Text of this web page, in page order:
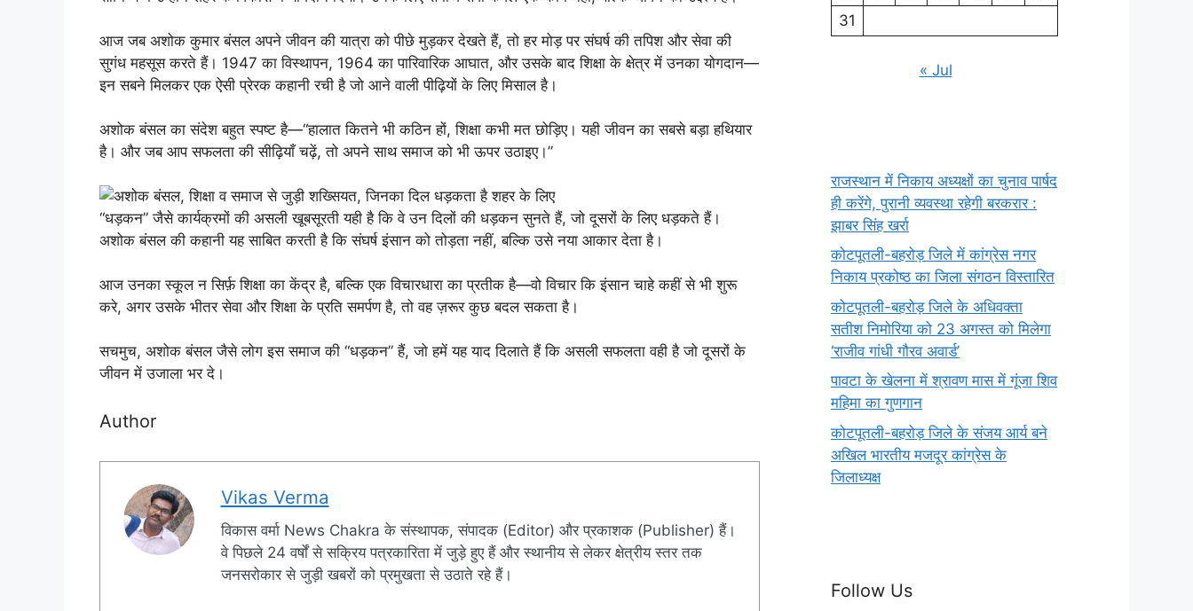
आज जब अशोक कुमार बंसल अपने जीवन की यात्रा को पीछे मुड़कर देखते हैं, तो हर मोड़ पर संघर्ष की तपिश और सेवा की
सुगंध महसूस करते हैं। 1947 का विस्थापन, 1964 का पारिवारिक आघात, और उसके बाद शिक्षा के क्षेत्र में उनका योगदान—
इन सबने मिलकर एक ऐसी प्रेरक कहानी रची है जो आने वाली पीढ़ियों के लिए मिसाल है।
अशोक बंसल का संदेश बहुत स्पष्ट है—“हालात कितने भी कठिन हों, शिक्षा कभी मत छोड़िए। यही जीवन का सबसे बड़ा हथियार
है। और जब आप सफलता की सीढ़ियाँ चढ़ें, तो अपने साथ समाज को भी ऊपर उठाइए।”
“धड़कन” जैसे कार्यक्रमों की असली खूबसूरती यही है कि वे उन दिलों की धड़कन सुनते हैं, जो दूसरों के लिए धड़कते हैं।
अशोक बंसल की कहानी यह साबित करती है कि संघर्ष इंसान को तोड़ता नहीं, बल्कि उसे नया आकार देता है।
आज उनका स्कूल न सिर्फ़ शिक्षा का केंद्र है, बल्कि एक विचारधारा का प्रतीक है—वो विचार कि इंसान चाहे कहीं से भी शुरू
करे, अगर उसके भीतर सेवा और शिक्षा के प्रति समर्पण है, तो वह ज़रूर कुछ बदल सकता है।
सचमुच, अशोक बंसल जैसे लोग इस समाज की “धड़कन” हैं, जो हमें यह याद दिलाते हैं कि असली सफलता वही है जो दूसरों के
जीवन में उजाला भर दे।
Author
Vikas Verma
विकास वर्मा News Chakra के संस्थापक, संपादक (Editor) और प्रकाशक (Publisher) हैं।
वे पिछले 24 वर्षों से सक्रिय पत्रकारिता में जुड़े हुए हैं और स्थानीय से लेकर क्षेत्रीय स्तर तक
जनसरोकार से जुड़ी खबरों को प्रमुखता से उठाते रहे हैं।
31
« Jul
राजस्थान में निकाय अध्यक्षों का चुनाव पार्षद
ही करेंगे, पुरानी व्यवस्था रहेगी बरकरार :
झाबर सिंह खर्रा
कोटपूतली-बहरोड़ जिले में कांग्रेस नगर
निकाय प्रकोष्ठ का जिला संगठन विस्तारित
कोटपूतली-बहरोड़ जिले के अधिवक्ता
सतीश निमोरिया को 23 अगस्त को मिलेगा
‘राजीव गांधी गौरव अवार्ड’
पावटा के खेलना में श्रावण मास में गूंजा शिव
महिमा का गुणगान
कोटपूतली-बहरोड़ जिले के संजय आर्य बने
अखिल भारतीय मजदूर कांग्रेस के
जिलाध्यक्ष
Follow Us